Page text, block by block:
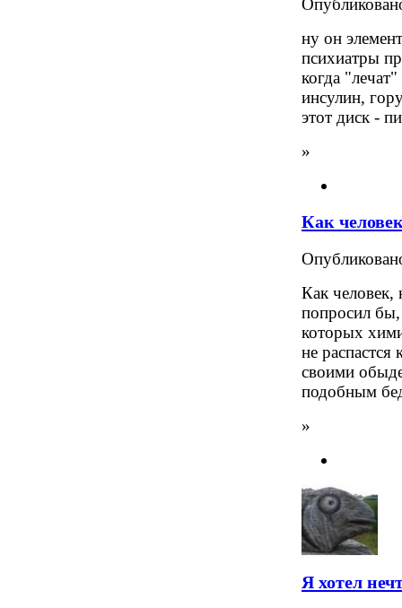
ну он
психиатры
когда
инсулин,
этот диск -
»
Как
Как человек,
попросил
которых
не
своими
подобным
»
Я хотел